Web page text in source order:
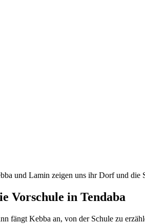
und Lamin zeigen uns ihr Dorf und die
Vorschule in Tendaba
fängt Kebba an, von der Schule zu